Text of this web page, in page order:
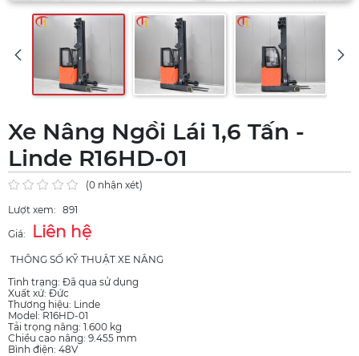
Xe Nâng Ngồi Lái 1,6 Tấn -
Linde R16HD-01
(0 nhận xét)
Lượt xem: 891
Giá:
Liên hệ
THÔNG SỐ KỸ THUẬT XE NÂNG
Tình trạng: Đã qua sử dụng
Xuất xứ: Đức
Thương hiệu: Linde
Model: R16HD-01
Tải trọng nâng: 1.600 kg
Chiều cao nâng: 9.455 mm
Bình điện: 48V